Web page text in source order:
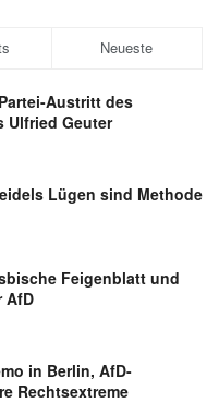
Neueste
Austritt des
Ulfried Geuter
Lügen sind Methode
Feigenblatt und
AfD
in Berlin, AfD-
Rechtsextreme